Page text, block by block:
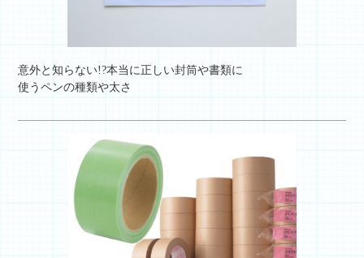
意外と知らない!?本当に正しい封筒や書類に
使うペンの種類や太さ